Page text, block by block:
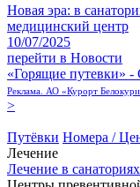
Новая эра: в
медицинский центр
10/07/2025
перейти в Новости
«Горящие путевки» -
Реклама. АО «Курорт
>
Путёвки Номера /
Лечение
Лечение в санаториях